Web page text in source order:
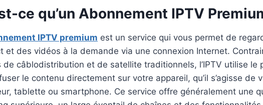
ce qu’un Abonnement IPTV
IPTV premium est un service qui vous permet de
et des vidéos à la demande via une connexion Internet.
de câblodistribution et de satellite traditionnels, l’IPTV utilise le
le contenu directement sur votre appareil, qu’il s’agisse de
tablette ou smartphone. Ce service offre généralement une